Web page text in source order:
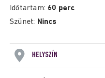
Időtartam: 60 perc
Szünet: Nincs
HELYSZÍN